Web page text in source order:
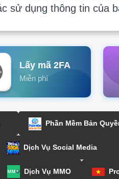
sử dụng thông tin của
Lấy mã 2FA
Miễn phí
Phần Mềm Bản
Dịch Vụ Social Media
Dịch Vụ MMO